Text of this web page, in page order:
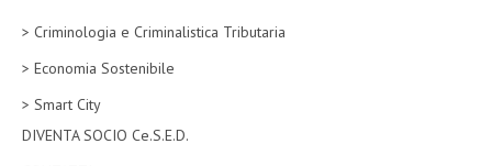
LA RIVISTA
> Criminologia e Criminalistica Tributaria
> Economia Sostenibile
> Smart City
DIVENTA SOCIO Ce.S.E.D.